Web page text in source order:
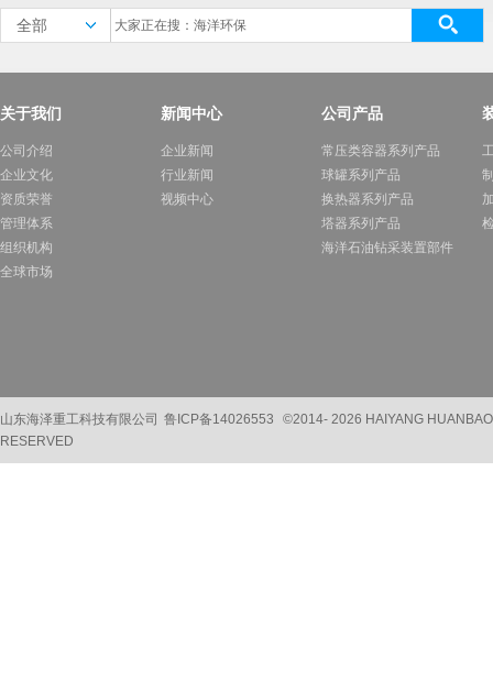
全部
关于我们
公司介绍
企业文化
资质荣誉
管理体系
组织机构
全球市场
新闻中心
企业新闻
行业新闻
视频中心
公司产品
常压类容器系列产品
球罐系列产品
换热器系列产品
塔器系列产品
海洋石油钻采装置部件
山东海泽重工科技有限公司 鲁ICP备14026553 ©2014- 2026 HAIYANG
RESERVED